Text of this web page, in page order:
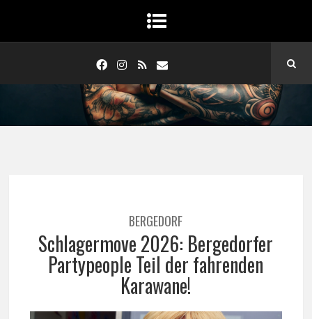
BERGEDORF
Schlagermove 2026: Bergedorfer
Partypeople Teil der fahrenden
Karawane!